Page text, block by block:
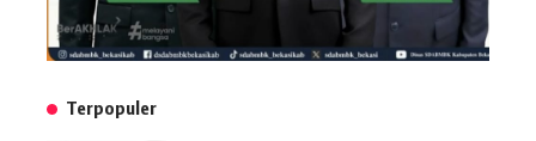
Terpopuler